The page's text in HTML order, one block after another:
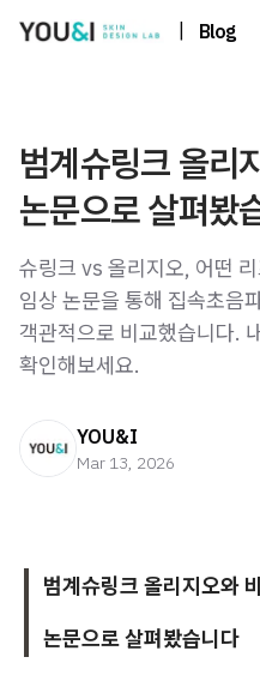
Blog
범계슈링크 올리
논문으로 살펴봤
슈링크 vs 올리지오, 어떤
임상 논문을 통해 집속초음
객관적으로 비교했습니다.
확인해보세요.
YOU&I
Mar 13, 2026
범계슈링크 올리지오와
논문으로 살펴봤습니다